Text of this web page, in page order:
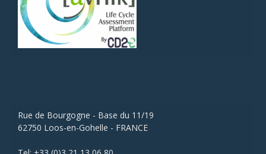
Rue de Bourgogne - Base du 11/19
62750 Loos-en-Gohelle - FRANCE